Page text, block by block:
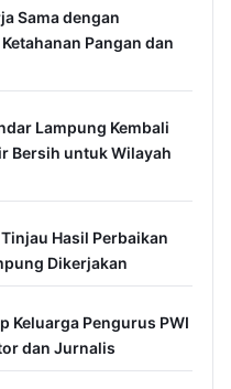
Sama dengan
Pangan dan
Lampung Kembali
Bersih untuk Wilayah
Hasil Perbaikan
Dikerjakan
Keluarga Pengurus PWI
dan Jurnalis